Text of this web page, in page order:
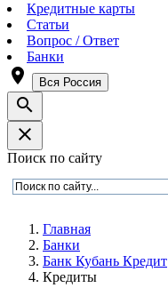
Кредитные карты
Статьи
Вопрос / Ответ
Банки
room Вся Россия
search
close
Поиск по сайту
Главная
Банки
Банк Кубань Кредит
Кредиты